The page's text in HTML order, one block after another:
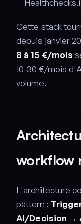
Cette stack
depuis janvier
8 à 15 €/mois
10-30 €/mois
volume.
workflow
L'architecture
pattern :
AI/Decision →